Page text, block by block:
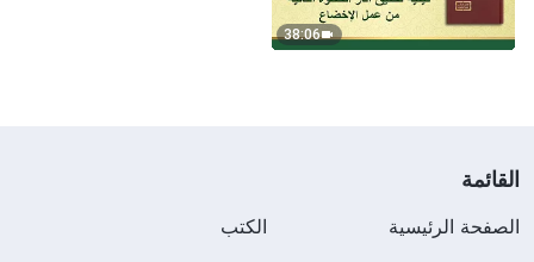
38:06
القائمة
الصفحة الرئيسية
الكتب